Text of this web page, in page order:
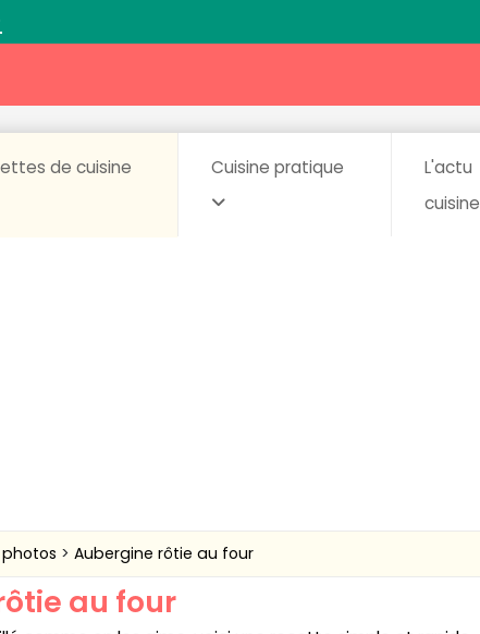
de cuisine Cuisine pratique
L'actu
cuisine
Aubergine rôtie au four
au four